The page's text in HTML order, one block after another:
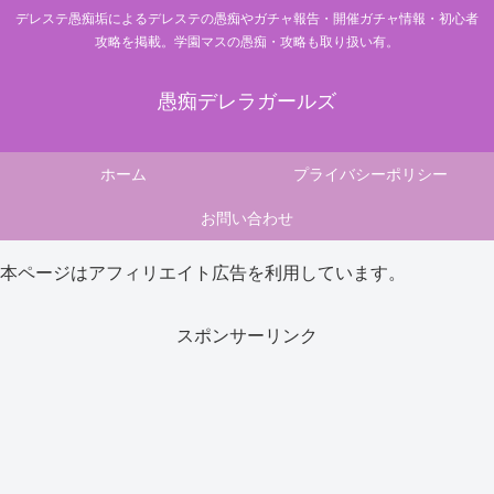
デレステ愚痴垢によるデレステの愚痴やガチャ報告・開催ガチャ情報・初心者
攻略を掲載。学園マスの愚痴・攻略も取り扱い有。
愚痴デレラガールズ
ホーム プライバシーポリシー
お問い合わせ
本ページはアフィリエイト広告を利用しています。
スポンサーリンク